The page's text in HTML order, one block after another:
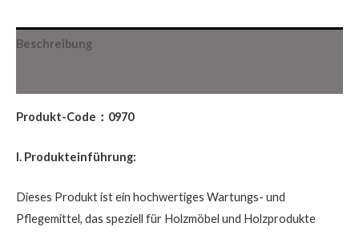
Beschreibung
Produkt-Code：0970
I. Produkteinführung:
Dieses Produkt ist ein hochwertiges Wartungs- und
Pflegemittel, das speziell für Holzmöbel und Holzprodukte